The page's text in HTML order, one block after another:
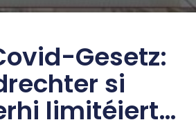
Gesetz:
si
limitéiert…